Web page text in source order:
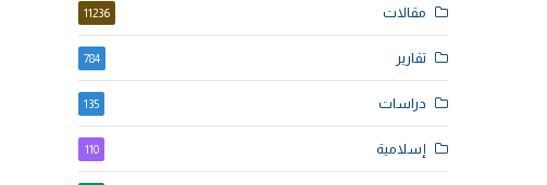
مقالات 11236
تقارير 784
دراسات 135
إسلامية 110